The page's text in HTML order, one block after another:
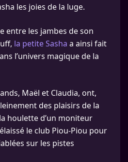
les joies de la luge.
entre les jambes de son
la petite Sasha a ainsi fait
l’univers magique de la
Maël et Claudia, ont,
des plaisirs de la
houlette d’un moniteur
le club Piou-Piou pour
sur les pistes